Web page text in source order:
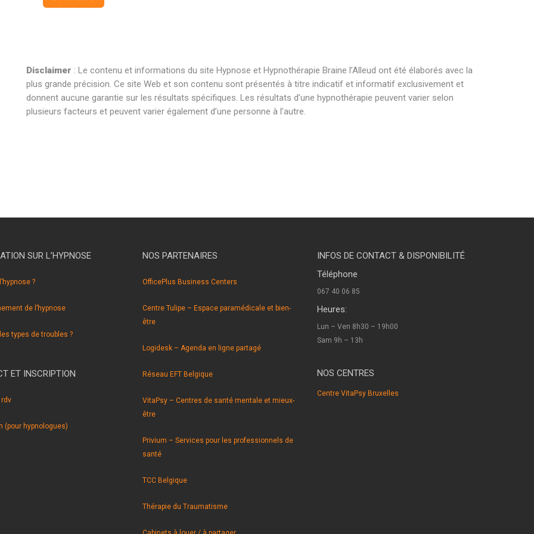
Disclaimer : Le contenu et informations du site Hypnose et Hypnothérapie Braine l’Alleud ont été élaborés avec la
plus grande précision. Ce site Web et son contenu sont présentés à titre indicatif et informatif exclusivement et
donnent aucune garantie sur les résultats spécifiques. Les résultats d’une hypnothérapie peuvent varier selon
plusieurs facteurs et peuvent varier également d’une personne à l’autre.
SUR L’HYPNOSE
?
de l’hypnose
types de troubles ?
ET INSCRIPTION
(pour hypnologues)
NOS PARTENAIRES
OfficePlus Business Centers
Centre Tulipe – Espace paramédicale et bien-
être
Logidesk – Agenda en ligne partagé
Réseau EFT Belgique
VitaPsy – Centres de santé mentale et mieux-
être
Privium – Services pour les professionnels de
santé
TCC Belgique
Thérapie du Traumatisme
INFOS DE CONTACT & DISPONIBILITÉ
Téléphone
067 40 06 85
Heures:
Lun – Ven 8h30 – 19h00
Sam 9h – 13h
NOS CENTRES
Centre VitaPsy Bruxelles